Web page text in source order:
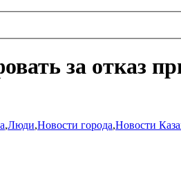
за отказ
,Люди,Новости города,Новости